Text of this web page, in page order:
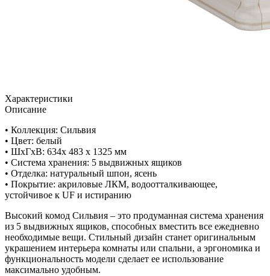
Характеристики
Описание
• Коллекция: Сильвия
• Цвет: белый
• ШxГхВ: 634х 483 х 1325 мм
• Система хранения: 5 выдвижных ящиков
• Отделка: натуральный шпон, ясень
• Покрытие: акриловые ЛКМ, водоотталкивающее,
устойчивое к UF и истиранию
Высокий комод Cильвия – это продуманная система хранения
из 5 выдвижных ящиков, способных вместить все ежедневно
необходимые вещи. Стильный дизайн станет оригинальным
украшением интерьера комнаты или спальни, а эргономика и
функциональность модели сделает ее использование
максимально удобным.